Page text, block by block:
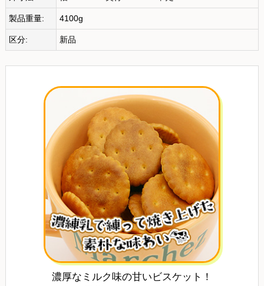
製品重量: 4100g
区分: 新品
濃厚なミルク味の甘いビスケット！